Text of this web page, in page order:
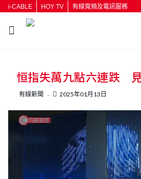
i-CABLE HOY TV 有線寬頻及電訊服務
按輸入鍵開始搜尋
恒指失萬九點六連跌
有線新聞 2025年01月13日